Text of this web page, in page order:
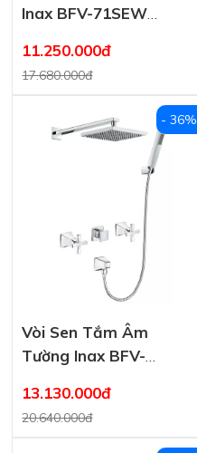
Inax BFV-71SEW
Lạnh
11.250.000đ
17.680.000đ
Vòi Sen Tắm Âm
Tường Inax BFV-
13.130.000đ
20.640.000đ
- 36%